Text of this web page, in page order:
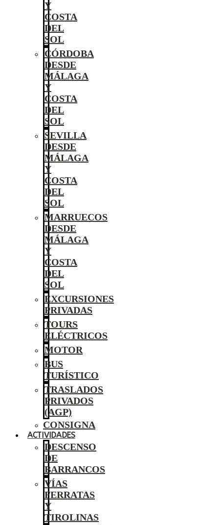
Y
COSTA
DEL
SOL
CÓRDOBA
DESDE
MÁLAGA
Y
COSTA
DEL
SOL
SEVILLA
DESDE
MÁLAGA
Y
COSTA
DEL
SOL
MARRUECOS
DESDE
MÁLAGA
Y
COSTA
DEL
SOL
EXCURSIONES
PRIVADAS
TOURS
ELÉCTRICOS
MOTOR
BUS
TURÍSTICO
TRASLADOS
PRIVADOS
(AGP)
CONSIGNA
ACTIVIDADES
DESCENSO
DE
BARRANCOS
VÍAS
FERRATAS
Y
TIROLINAS